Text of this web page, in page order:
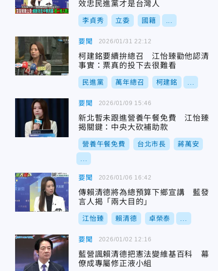
效忠民進黨才是台灣人
李貞秀 立委 國籍
要聞
柯建銘要續拚總召 江怡臻勸他認清
事實：票真的投下去很難看
民進黨 萬年總召 柯建銘
2026/01/31 22:12
要聞
新北暫未跟進營養午餐免費 江怡臻
揭關鍵：中央大砍補助款
營養午餐免費 台北市長 蔣萬安
2026/01/09 15:46
要聞
傳賴清德將為總預算下鄉宣講 藍發
言人揭「兩大目的」
江怡臻 賴清德 卓榮泰
2026/01/06 16:42
要聞
藍營諷賴清德把憲法變維基百科 幕
僚成專屬修正液小組
2026/01/02 12:16